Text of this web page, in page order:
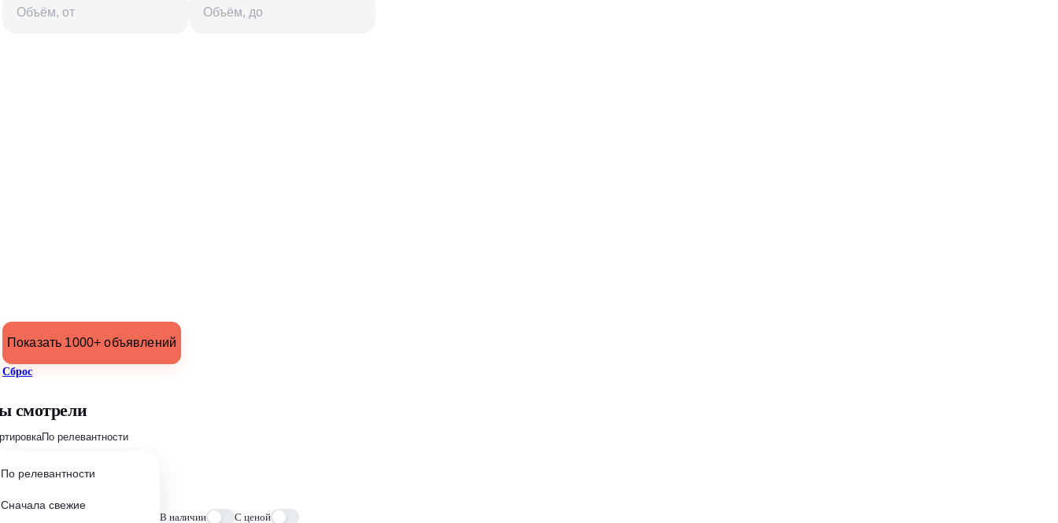
Показать 1000+ объявлений
Сброс
смотрели
По релевантности
По релевантности
Сначала свежие
В наличии С ценой